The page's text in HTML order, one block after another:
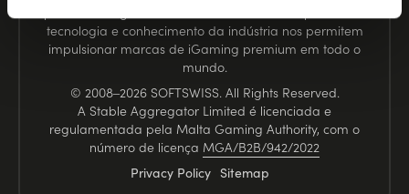
tecnologia e conhecimento da indústria nos permitem
impulsionar marcas de iGaming premium em todo o
mundo.
© 2008–2026 SOFTSWISS. All Rights Reserved.
A Stable Aggregator Limited é licenciada e
regulamentada pela Malta Gaming Authority, com o
número de licença MGA/B2B/942/2022
Privacy Policy Sitemap